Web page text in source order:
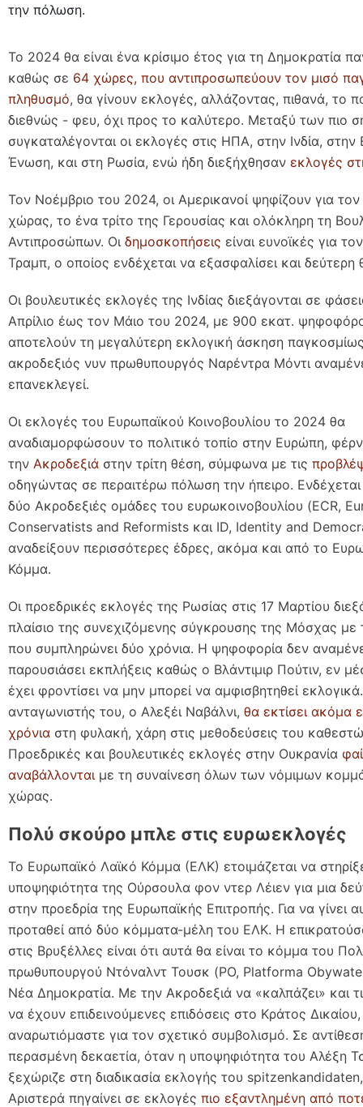
την πόλωση.
Το 2024 θα είναι ένα κρίσιμο έτος για τη Δημοκρατία
καθώς σε 64 χώρες, που αντιπροσωπεύουν τον μισό
πληθυσμό, θα γίνουν εκλογές, αλλάζοντας, πιθανά, το
διεθνώς - φευ, όχι προς το καλύτερο. Μεταξύ των πιο
συγκαταλέγονται οι εκλογές στις ΗΠΑ, στην Ινδία,
Ένωση, και στη Ρωσία, ενώ ήδη διεξήχθησαν εκλογές
Τον Νοέμβριο του 2024, οι Αμερικανοί ψηφίζουν για
χώρας, το ένα τρίτο της Γερουσίας και ολόκληρη τη
Αντιπροσώπων. Οι δημοσκοπήσεις είναι ευνοϊκές για
Τραμπ, ο οποίος ενδέχεται να εξασφαλίσει και δεύτερη
Οι βουλευτικές εκλογές της Ινδίας διεξάγονται σε
Απρίλιο έως τον Μάιο του 2024, με 900 εκατ.
αποτελούν τη μεγαλύτερη εκλογική άσκηση
ακροδεξιός νυν πρωθυπουργός Ναρέντρα Μόντι
επανεκλεγεί.
Οι εκλογές του Ευρωπαϊκού Κοινοβουλίου το 2024 θα
αναδιαμορφώσουν το πολιτικό τοπίο στην Ευρώπη,
την Ακροδεξιά στην τρίτη θέση, σύμφωνα με τις
οδηγώντας σε περαιτέρω πόλωση την ήπειρο. Ενδέχεται
δύο Ακροδεξιές ομάδες του ευρωκοινοβουλίου (ECR,
Conservatists and Reformists και ID, Identity and
αναδείξουν περισσότερες έδρες, ακόμα και από το
Κόμμα.
Οι προεδρικές εκλογές της Ρωσίας στις 17 Μαρτίου
πλαίσιο της συνεχιζόμενης σύγκρουσης της Μόσχας με
που συμπληρώνει δύο χρόνια. Η ψηφοφορία δεν
παρουσιάσει εκπλήξεις καθώς ο Βλάντιμιρ Πούτιν, εν
έχει φροντίσει να μην μπορεί να αμφισβητηθεί
ανταγωνιστής του, ο Αλεξέι Ναβάλνι, θα εκτίσει ακόμα
χρόνια στη φυλακή, χάρη στις μεθοδεύσεις του
Προεδρικές και βουλευτικές εκλογές στην Ουκρανία
αναβάλλονται με τη συναίνεση όλων των νόμιμων
χώρας.
Πολύ σκούρο μπλε στις ευρωεκλογές
Το Ευρωπαϊκό Λαϊκό Κόμμα (ΕΛΚ) ετοιμάζεται να
υποψηφιότητα της Ούρσουλα φον ντερ Λέιεν για μια
στην προεδρία της Ευρωπαϊκής Επιτροπής. Για να γίνει
προταθεί από δύο κόμματα-μέλη του ΕΛΚ. Η
στις Βρυξέλλες είναι ότι αυτά θα είναι το κόμμα του
πρωθυπουργού Ντόναλντ Τουσκ (PO, Platforma
Νέα Δημοκρατία. Με την Ακροδεξιά να «καλπάζει» και
να έχουν επιδεινούμενες επιδόσεις στο Κράτος Δικαίου,
αναρωτιόμαστε για τον σχετικό συμβολισμό. Σε
περασμένη δεκαετία, όταν η υποψηφιότητα του Αλέξη
ξεχώριζε στη διαδικασία εκλογής του
Αριστερά πηγαίνει σε εκλογές πιο εξαντλημένη από